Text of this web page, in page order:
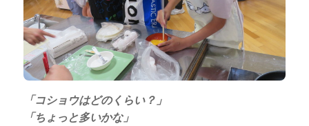
「コショウはどのくらい？」
「ちょっと多いかな」